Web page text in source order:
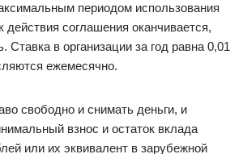
периодом использования
действия соглашения оканчивается,
Ставка в организации за год равна 0,01
ежемесячно.
свободно и снимать деньги, и
взнос и остаток вклада
или их эквивалент в зарубежной